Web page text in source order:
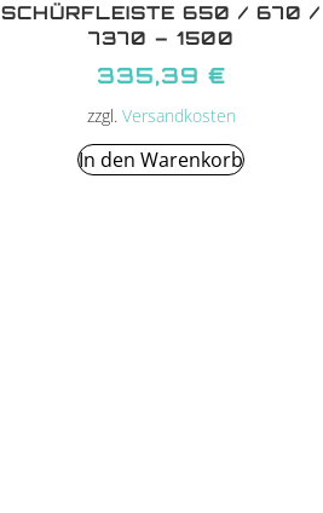
SCHÜRFLEISTE 650 / 670 /
7370 – 1500
335,39 €
zzgl. Versandkosten
In den Warenkorb